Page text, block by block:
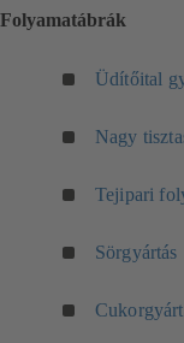
Folyamatábrák
Üdítőital
Nagy
Tejipari
Sörgyártás
j